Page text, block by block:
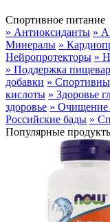
Спортивное питание
» Антиоксиданты »
Минералы »
Нейропротекторы »
» Поддержка
добавки »
кислоты » Здоровье
здоровье » Очищение
Российские бады »
Популярные